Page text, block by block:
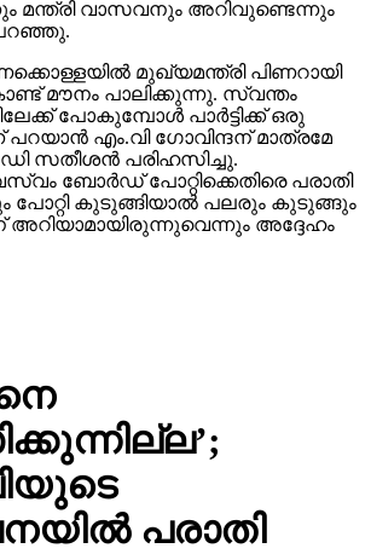
മന്ത്രി വാസവനും അറിവുണ്ടെന്നും
മുഖ്യമന്ത്രി പിണറായി
മൗനം പാലിക്കുന്നു. സ്വന്തം
പോകുമ്പോള്‍ പാര്‍ട്ടിക്ക് ഒരു
പറയാന്‍ എം.വി ഗോവിന്ദന് മാത്രമേ
സതീശന്‍ പരിഹസിച്ചു.
ബോര്‍ഡ് പോറ്റിക്കെതിരെ പരാതി
പോറ്റി കുടുങ്ങിയാല്‍ പലരും കുടുങ്ങും
അറിയാമായിരുന്നുവെന്നും അദ്ദേഹം
പരാതി